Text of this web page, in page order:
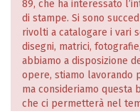
89, che ha interessato
di stampe. Si sono
rivolti a catalogare i vari
disegni, matrici,
abbiamo a disposizione
opere, stiamo lavorando
ma consideriamo questa
che ci permetterà nel